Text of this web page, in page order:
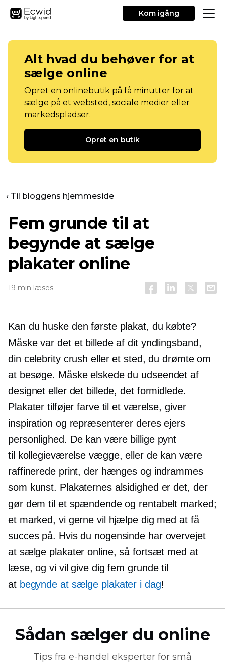
Kom igång
Alt hvad du behøver for at
sælge online
Opret en onlinebutik på få minutter for at
sælge på et websted, sociale medier eller
markedspladser.
Opret en butik
‹ Til bloggens hjemmeside
Fem grunde til at
begynde at sælge
plakater online
19 min læses
Kan du huske den første plakat, du købte?
Måske var det et billede af dit yndlingsband,
din celebrity crush eller et sted, du drømte om
at besøge. Måske elskede du udseendet af
designet eller det billede, det formidlede.
Plakater tilføjer farve til et værelse, giver
inspiration og repræsenterer deres ejers
personlighed. De kan være billige pynt
til kollegieværelse vægge, eller de kan være
raffinerede print, der hænges og indrammes
som kunst. Plakaternes alsidighed er det, der
gør dem til et spændende og rentabelt marked;
et marked, vi gerne vil hjælpe dig med at få
succes på. Hvis du nogensinde har overvejet
at sælge plakater online, så fortsæt med at
læse, og vi vil give dig fem grunde til
at begynde at sælge plakater i dag!
Sådan sælger du online
Tips fra e-handel eksperter for små